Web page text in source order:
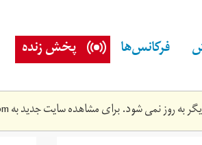
فرکانس‌ها پخش زنده
به روز نمی شود. برای مشاهده سایت جدید به